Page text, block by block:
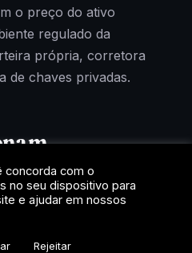
o preço do ativo
regulado da
própria, corretora
de chaves privadas.
uma fração de um
ao criptoativo
acontece no
ação, com
concorda com o
no seu dispositivo para
e ajudar em nossos
Rejeitar